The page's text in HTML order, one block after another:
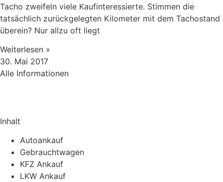
Tacho zweifeln viele Kaufinteressierte. Stimmen die
tatsächlich zurückgelegten Kilometer mit dem Tachostand
überein? Nur allzu oft liegt
Weiterlesen »
30. Mai 2017
Alle Informationen
Inhalt
Autoankauf
Gebrauchtwagen
KFZ Ankauf
LKW Ankauf